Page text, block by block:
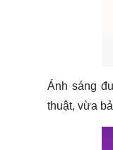
Ánh sáng
thuật, vừa